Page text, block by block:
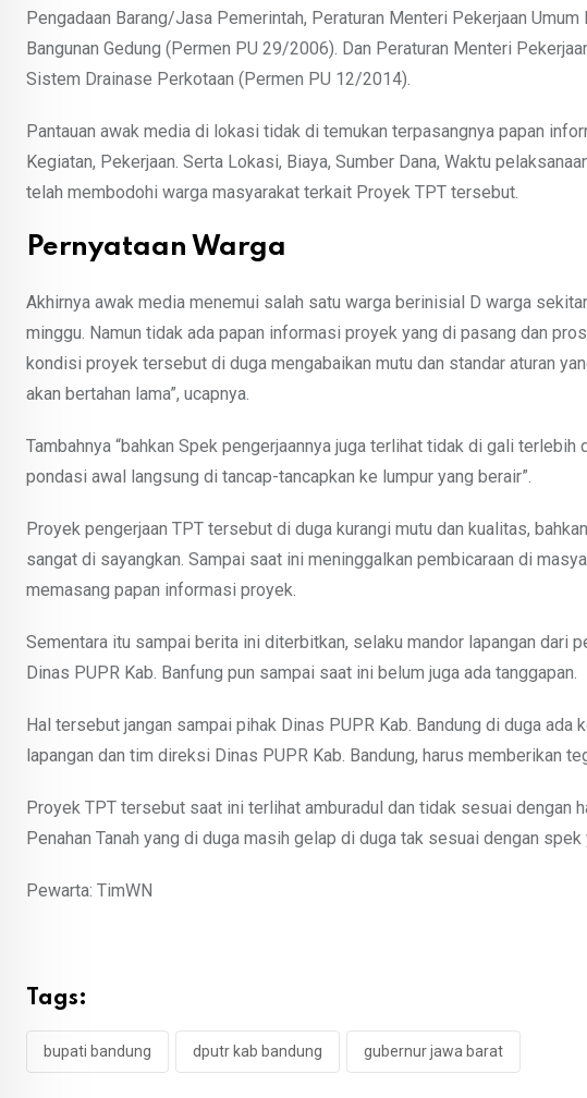
Pengadaan Barang/Jasa Pemerintah, Peraturan Menteri Pekerjaan
Bangunan Gedung (Permen PU 29/2006). Dan Peraturan Menteri
Sistem Drainase Perkotaan (Permen PU 12/2014).
Pantauan awak media di lokasi tidak di temukan terpasangnya papan
Kegiatan, Pekerjaan. Serta Lokasi, Biaya, Sumber Dana, Waktu
telah membodohi warga masyarakat terkait Proyek TPT tersebut.
Pernyataan Warga
Akhirnya awak media menemui salah satu warga berinisial D warga
minggu. Namun tidak ada papan informasi proyek yang di pasang dan
kondisi proyek tersebut di duga mengabaikan mutu dan standar aturan
akan bertahan lama”, ucapnya.
Tambahnya “bahkan Spek pengerjaannya juga terlihat tidak di gali
pondasi awal langsung di tancap-tancapkan ke lumpur yang berair”.
Proyek pengerjaan TPT tersebut di duga kurangi mutu dan kualitas,
sangat di sayangkan. Sampai saat ini meninggalkan pembicaraan di
memasang papan informasi proyek.
Sementara itu sampai berita ini diterbitkan, selaku mandor lapangan dari
Dinas PUPR Kab. Banfung pun sampai saat ini belum juga ada tanggapan.
Hal tersebut jangan sampai pihak Dinas PUPR Kab. Bandung di duga
lapangan dan tim direksi Dinas PUPR Kab. Bandung, harus memberikan
Proyek TPT tersebut saat ini terlihat amburadul dan tidak sesuai dengan
Penahan Tanah yang di duga masih gelap di duga tak sesuai dengan
Pewarta: TimWN
Tags:
bupati bandung dputr kab bandung gubernur jawa barat